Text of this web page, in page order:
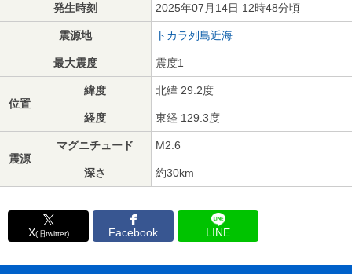
発生時刻 2025年07月14日 12時48分頃
震源地 トカラ列島近海
最大震度 震度1
位置
緯度 北緯 29.2度
経度 東経 129.3度
震源
マグニチュード M2.6
深さ 約30km
X(旧twitter) Facebook LINE